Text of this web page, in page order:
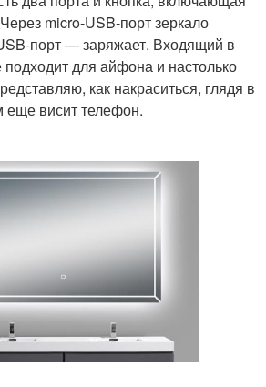
micro-USB-порт зеркало
порт — заряжает. Входящий в
подходит для айфона и настолько
как накраситься, глядя в
еще висит телефон.